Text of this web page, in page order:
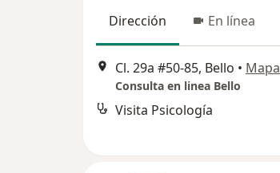
Dirección En línea
Cl. 29a #50-85, Bello • Mapa
Consulta en linea Bello
Visita Psicología